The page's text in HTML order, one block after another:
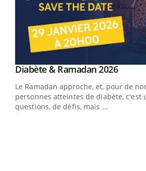
Youtube
Diabète & Ramadan 2026
Le Ramadan approche, et, pour de
personnes atteintes de diabète, c'est
questions, de défis, mais ...